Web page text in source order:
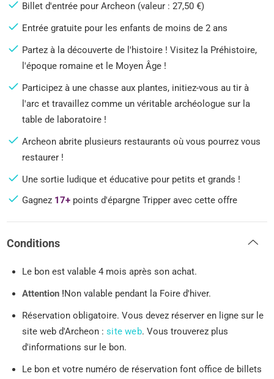
Billet d'entrée pour Archeon (valeur : 27,50 €)
Entrée gratuite pour les enfants de moins de 2 ans
Partez à la découverte de l'histoire ! Visitez la Préhistoire,
l'époque romaine et le Moyen Âge !
Participez à une chasse aux plantes, initiez-vous au tir à
l'arc et travaillez comme un véritable archéologue sur la
table de laboratoire !
Archeon abrite plusieurs restaurants où vous pourrez vous
restaurer !
Une sortie ludique et éducative pour petits et grands !
Gagnez 17+ points d'épargne Tripper avec cette offre
Conditions
Le bon est valable 4 mois après son achat.
Attention !Non valable pendant la Foire d'hiver.
Réservation obligatoire. Vous devez réserver en ligne sur le
site web d'Archeon :site web. Vous trouverez plus
d'informations sur le bon.
Le bon et votre numéro de réservation font office de billets